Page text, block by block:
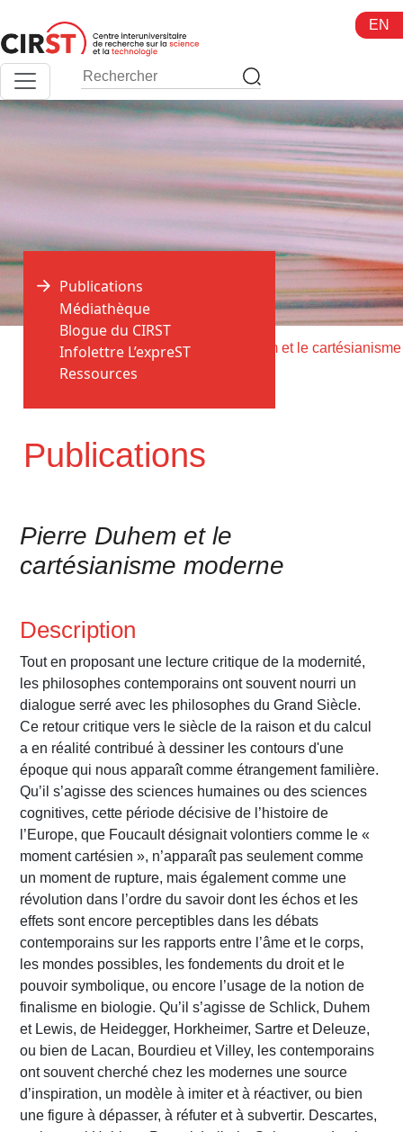
au
contenu
EN
Accueil > Publications >
Publications
Publications
Médiathèque
Blogue du CIRST
Infolettre L’expreST
Ressources
Pierre Duhem et le
cartésianisme moderne
Description
Tout en proposant une lecture critique de la modernité,
les philosophes contemporains ont souvent nourri un
dialogue serré avec les philosophes du Grand Siècle.
Ce retour critique vers le siècle de la raison et du calcul
a en réalité contribué à dessiner les contours d'une
époque qui nous apparaît comme étrangement familière.
Qu’il s’agisse des sciences humaines ou des sciences
cognitives, cette période décisive de l’histoire de
l’Europe, que Foucault désignait volontiers comme le «
moment cartésien », n’apparaît pas seulement comme
un moment de rupture, mais également comme une
révolution dans l’ordre du savoir dont les échos et les
effets sont encore perceptibles dans les débats
contemporains sur les rapports entre l’âme et le corps,
les mondes possibles, les fondements du droit et le
pouvoir symbolique, ou encore l’usage de la notion de
finalisme en biologie. Qu’il s’agisse de Schlick, Duhem
et Lewis, de Heidegger, Horkheimer, Sartre et Deleuze,
ou bien de Lacan, Bourdieu et Villey, les contemporains
ont souvent cherché chez les modernes une source
d’inspiration, un modèle à imiter et à réactiver, ou bien
une figure à dépasser, à réfuter et à subvertir. Descartes,